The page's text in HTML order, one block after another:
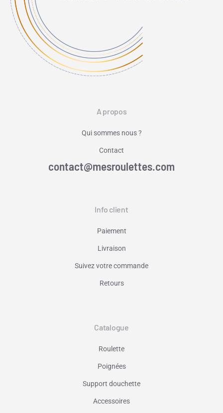
A propos
Qui sommes nous ?
Contact
contact@mesroulettes.com
Info client
Paiement
Livraison
Suivez votre commande
Retours
Catalogue
Roulette
Poignées
Support douchette
Accessoires